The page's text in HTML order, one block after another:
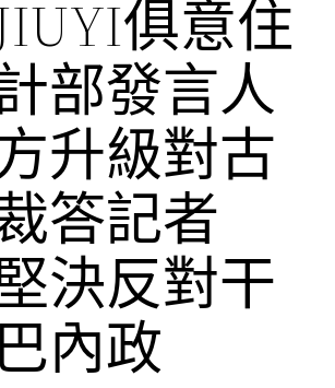
俱意住
部發言人
升級對古
答記者
決反對干
內政